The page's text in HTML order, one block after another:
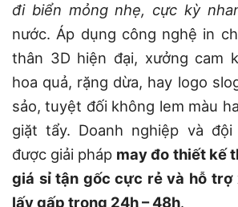
đi biển mỏng nhẹ, cực kỳ
nước. Áp dụng công nghệ in
thân 3D hiện đại, xưởng cam
hoa quả, rặng dừa, hay logo
sảo, tuyệt đối không lem màu
giặt tẩy. Doanh nghiệp và
được giải pháp may đo thiết kế
giá sỉ tận gốc cực rẻ và hỗ trợ
lấy gấp trong 24h – 48h.